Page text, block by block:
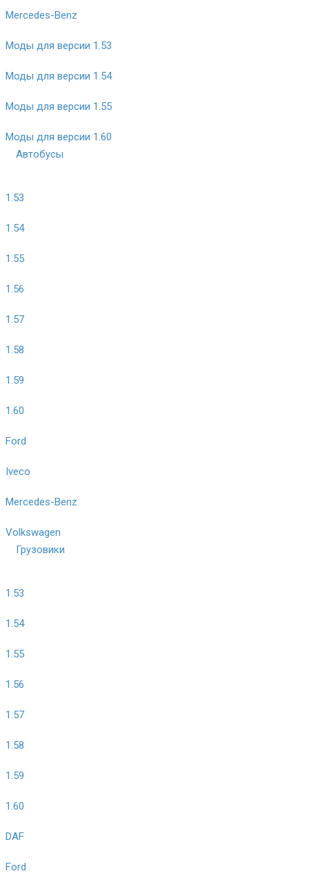
Mercedes-Benz
Моды для версии 1.53
Моды для версии 1.54
Моды для версии 1.55
Моды для версии 1.60
Автобусы
1.53
1.54
1.55
1.56
1.57
1.58
1.59
1.60
Ford
Iveco
Mercedes-Benz
Volkswagen
Грузовики
1.53
1.54
1.55
1.56
1.57
1.58
1.59
1.60
DAF
Ford